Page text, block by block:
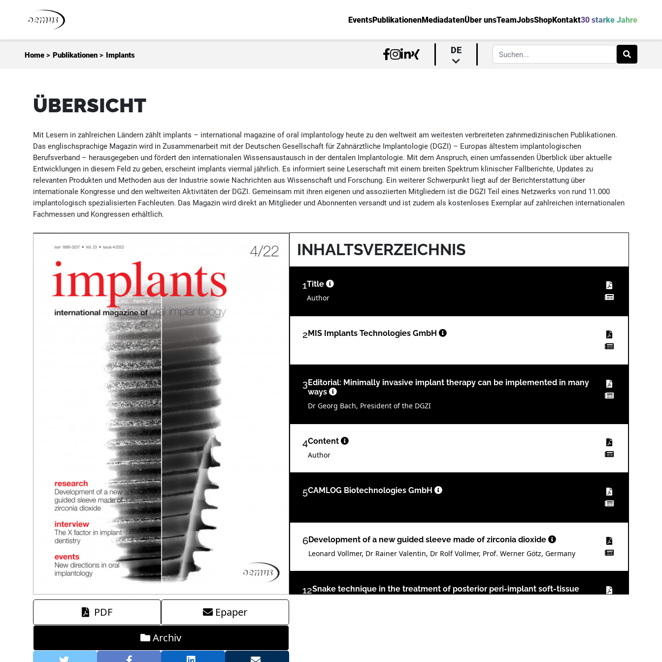
EventsPublikationenMediadatenÜber unsTeamJobsShopKontakt30 starke Jahre
Home > Publikationen > Implants DE
ÜBERSICHT
Mit Lesern in zahlreichen Ländern zählt implants – international magazine of oral implantology heute zu den weltweit am weitesten verbreiteten zahnmedizinischen Publikationen.
Das englischsprachige Magazin wird in Zusammenarbeit mit der Deutschen Gesellschaft für Zahnärztliche Implantologie (DGZI) – Europas ältestem implantologischen
Berufsverband – herausgegeben und fördert den internationalen Wissensaustausch in der dentalen Implantologie. Mit dem Anspruch, einen umfassenden Überblick über aktuelle
Entwicklungen in diesem Feld zu geben, erscheint implants viermal jährlich. Es informiert seine Leserschaft mit einem breiten Spektrum klinischer Fallberichte, Updates zu
relevanten Produkten und Methoden aus der Industrie sowie Nachrichten aus Wissenschaft und Forschung. Ein weiterer Schwerpunkt liegt auf der Berichterstattung über
internationale Kongresse und den weltweiten Aktivitäten der DGZI. Gemeinsam mit ihren eigenen und assoziierten Mitgliedern ist die DGZI Teil eines Netzwerks von rund 11.000
implantologisch spezialisierten Fachleuten. Das Magazin wird direkt an Mitglieder und Abonnenten versandt und ist zudem als kostenloses Exemplar auf zahlreichen internationalen
Fachmessen und Kongressen erhältlich.
PDF
Epaper
Archiv
INHALTSVERZEICHNIS
1Title
Author
2MIS Implants Technologies GmbH
3Editorial: Minimally invasive implant therapy can be implemented in many
ways
Dr Georg Bach, President of the DGZI
4Content
Author
5CAMLOG Biotechnologies GmbH
6Development of a new guided sleeve made of zirconia dioxide
Leonard Vollmer, Dr Rainer Valentin, Dr Rolf Vollmer, Prof. Werner Götz, Germany
12Snake technique in the treatment of posterior peri-implant soft-tissue